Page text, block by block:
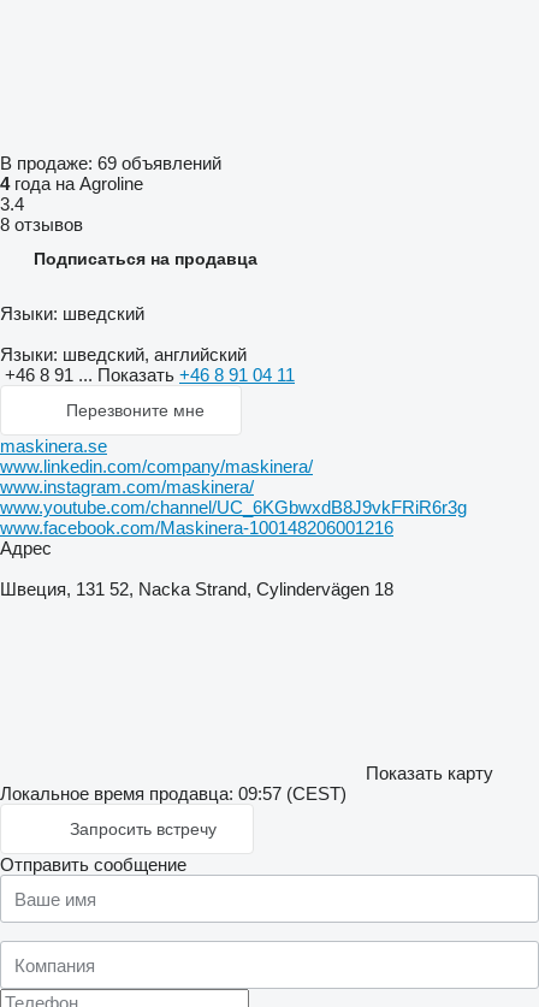
В продаже: 69 объявлений
4года на Agroline
3.4
8 отзывов
Подписаться на продавца
Языки: шведский
Языки: шведский, английский
+46 8 91 ... Показать +46 8 91 04 11
Перезвоните мне
maskinera.se
www.linkedin.com/company/maskinera/
www.instagram.com/maskinera/
www.youtube.com/channel/UC_6KGbwxdB8J9vkFRiR6r3g
www.facebook.com/Maskinera-100148206001216
Адрес
Швеция, 131 52, Nacka Strand, Cylindervägen 18
Показать карту
Локальное время продавца: 09:57 (CEST)
Запросить встречу
Отправить сообщение